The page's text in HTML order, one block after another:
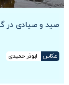
صید و صیادی در
عکاس ابوذر حمیدی